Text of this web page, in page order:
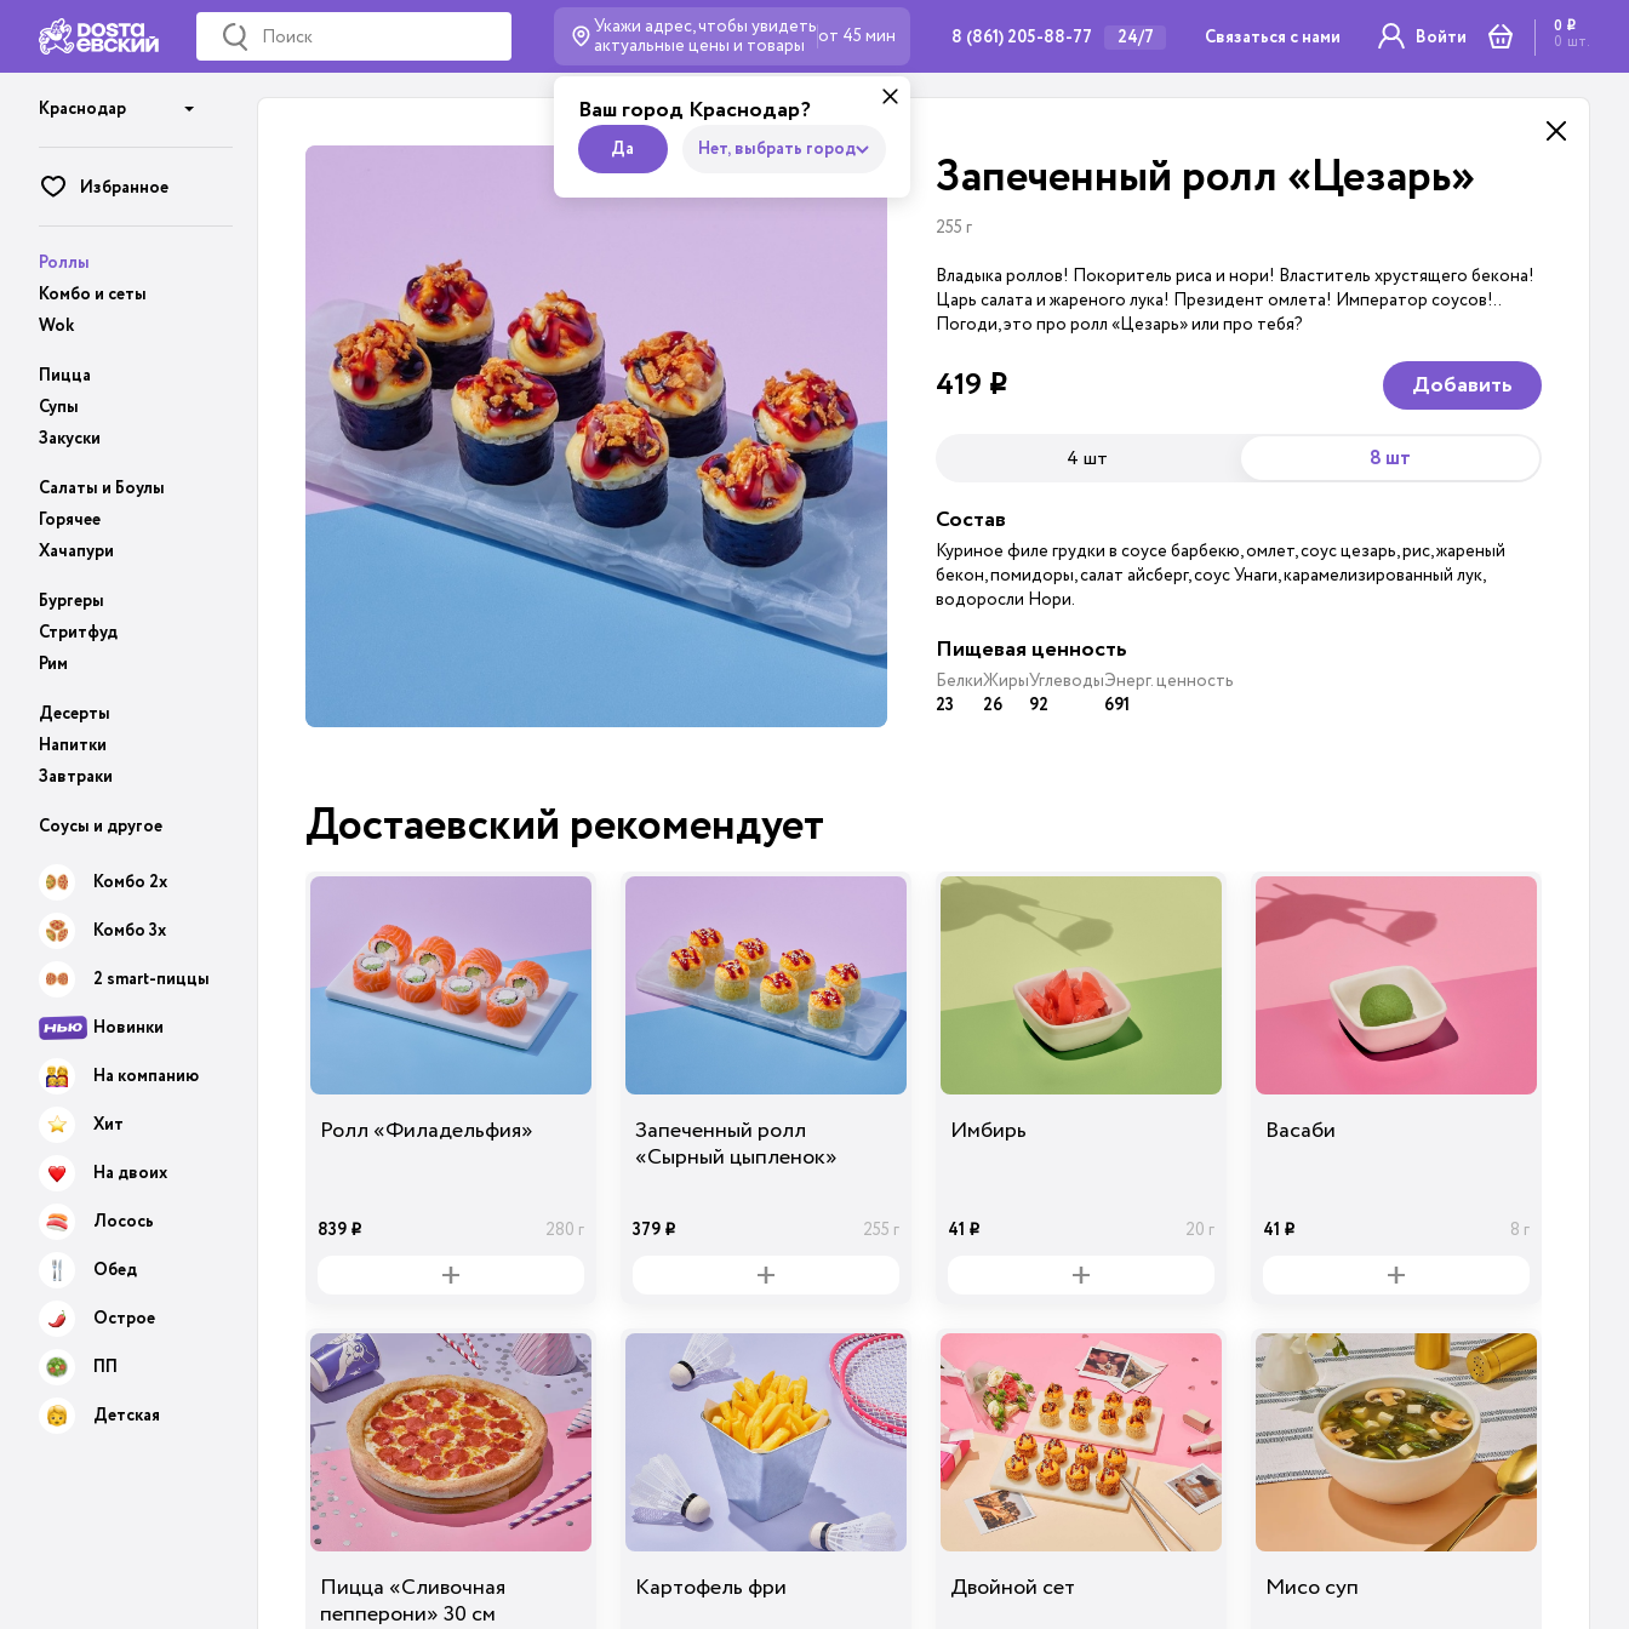
Укажи адрес, чтобы увидеть
актуальные цены и товары от 45 мин
Ваш город Краснодар?
Да Нет, выбрать город
8 (861) 205-88-77 24/7 Связаться с нами Войти 0 i
0 шт.
Краснодар
Избранное
Роллы
Комбо и сеты
Wok
Пицца
Супы
Закуски
Салаты и Боулы
Горячее
Хачапури
Бургеры
Стритфуд
Рим
Десерты
Напитки
Завтраки
Соусы и другое
Комбо 2х
Комбо 3х
2 smart-пиццы
Новинки
На компанию
Хит
На двоих
Лосось
Обед
Острое
ПП
Детская
Запеченный ролл «Цезарь»
255 г
Владыка роллов! Покоритель риса и нори! Властитель хрустящего бекона!
Царь салата и жареного лука! Президент омлета! Император соусов!..
Погоди, это про ролл «Цезарь» или про тебя?
419 i Добавить
4 шт 8 шт
Состав
Куриное филе грудки в соусе барбекю, омлет, соус цезарь, рис, жареный
бекон, помидоры, салат айсберг, соус Унаги, карамелизированный лук,
водоросли Нори.
Пищевая ценность
Белки
23
Жиры
26
Углеводы
92
Энерг. ценность
691
Достаевский рекомендует
Ролл «Филадельфия»
839 i 280 г
Запеченный ролл
«Сырный цыпленок»
379 i 255 г
Имбирь
41 i 20 г
Васаби
41 i 8 г
Пицца «Сливочная
пепперони» 30 см
Картофель фри Двойной сет Мисо суп